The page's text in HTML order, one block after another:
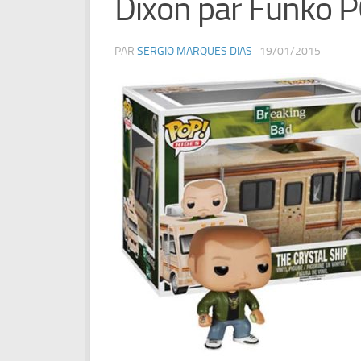
Dixon par Funko
PAR SERGIO MARQUES DIAS · 19/01/2015 ·